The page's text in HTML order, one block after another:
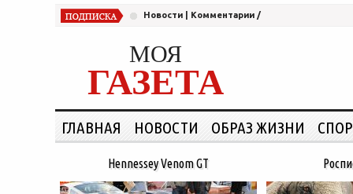
Новости Комментарии /
МОЯ
ГАЗЕТА
ГЛАВНАЯ НОВОСТИ ОБРАЗ ЖИЗНИ
Hennessey Venom GT